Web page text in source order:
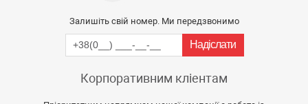
Залишіть свій номер. Ми передзвонимо
Корпоративним кліентам